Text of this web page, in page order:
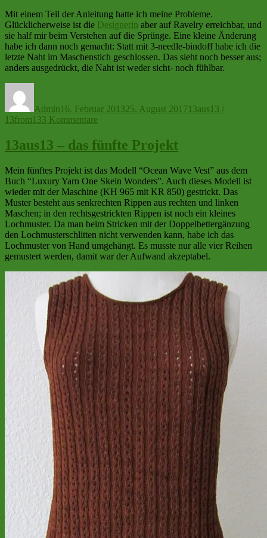
Mit einem Teil der Anleitung hatte ich meine Probleme.
Glücklicherweise ist die Designerin aber auf Ravelry erreichbar, und
sie half mir beim Verstehen auf die Sprünge. Eine kleine Änderung
habe ich dann noch gemacht: Statt mit 3-needle-bindoff habe ich die
letzte Naht im Maschenstich geschlossen. Das sieht noch besser aus;
anders ausgedrückt, die Naht ist weder sicht- noch fühlbar.
Admin 16. Februar 201325. August 2017 13aus13 /
13from133 Kommentare
–
das
Projekt
13aus13 – das fünfte Projekt
Mein fünftes Projekt ist das Modell “Ocean Wave Vest” aus dem
Buch “Luxury Yarn One Skein Wonders”. Auch dieses Modell ist
wieder mit der Maschine (KH 965 mit KR 850) gestrickt. Das
Muster besteht aus senkrechten Rippen aus rechten und linken
Maschen; in den rechtsgestrickten Rippen ist noch ein kleines
Lochmuster. Da man beim Stricken mit der Doppelbettergänzung
den Lochmusterschlitten nicht verwenden kann, habe ich das
Lochmuster von Hand umgehängt. Es musste nur alle vier Reihen
gemustert werden, damit war der Aufwand akzeptabel.